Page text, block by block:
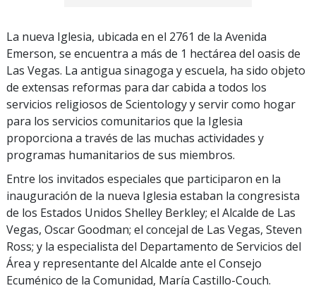
La nueva Iglesia, ubicada en el 2761 de la Avenida
Emerson, se encuentra a más de 1 hectárea del oasis de
Las Vegas. La antigua sinagoga y escuela, ha sido objeto
de extensas reformas para dar cabida a todos los
servicios religiosos de Scientology y servir como hogar
para los servicios comunitarios que la Iglesia
proporciona a través de las muchas actividades y
programas humanitarios de sus miembros.
Entre los invitados especiales que participaron en la
inauguración de la nueva Iglesia estaban la congresista
de los Estados Unidos Shelley Berkley; el Alcalde de Las
Vegas, Oscar Goodman; el concejal de Las Vegas, Steven
Ross; y la especialista del Departamento de Servicios del
Área y representante del Alcalde ante el Consejo
Ecuménico de la Comunidad, María Castillo-Couch.